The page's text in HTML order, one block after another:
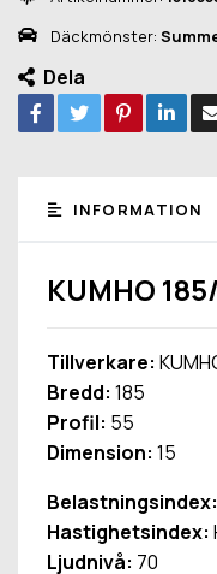
Däckmönster:
Dela
INFORMATION
KUMHO
Tillverkare:
Bredd: 185
Profil: 55
Dimension: 15
Belastningsindex:
Hastighetsindex:
Ljudnivå: 70